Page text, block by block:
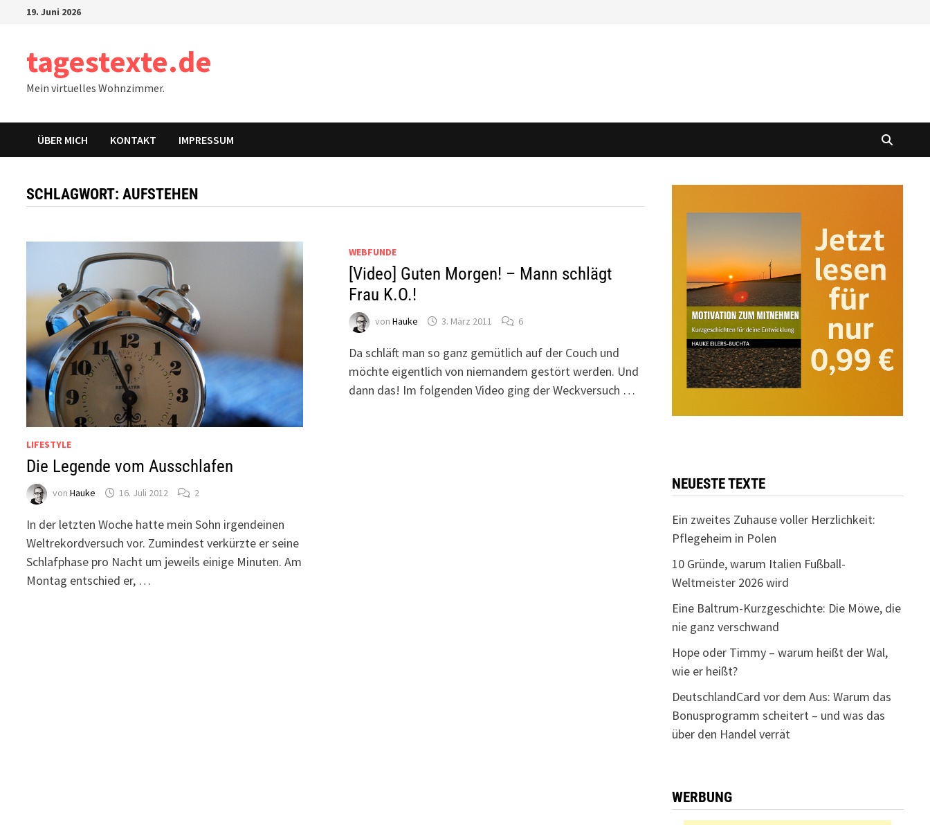
19. Juni 2026
tagestexte.de
Mein virtuelles Wohnzimmer.
ÜBER MICH KONTAKT IMPRESSUM
SCHLAGWORT:AUFSTEHEN
LIFESTYLE
Die Legende vom Ausschlafen
vonHauke 16. Juli 2012 2
In der letzten Woche hatte mein Sohn irgendeinen
Weltrekordversuch vor. Zumindest verkürzte er seine
Schlafphase pro Nacht um jeweils einige Minuten. Am
Montag entschied er, …
WEBFUNDE
[Video] Guten Morgen! – Mann schlägt
Frau K.O.!
von Hauke 3. März 2011 6
Da schläft man so ganz gemütlich auf der Couch und
möchte eigentlich von niemandem gestört werden. Und
dann das! Im folgenden Video ging der Weckversuch …
NEUESTE TEXTE
Ein zweites Zuhause voller Herzlichkeit:
Pflegeheim in Polen
10 Gründe, warum Italien Fußball-
Weltmeister 2026 wird
Eine Baltrum-Kurzgeschichte: Die Möwe, die
nie ganz verschwand
Hope oder Timmy – warum heißt der Wal,
wie er heißt?
DeutschlandCard vor dem Aus: Warum das
Bonusprogramm scheitert – und was das
über den Handel verrät
WERBUNG